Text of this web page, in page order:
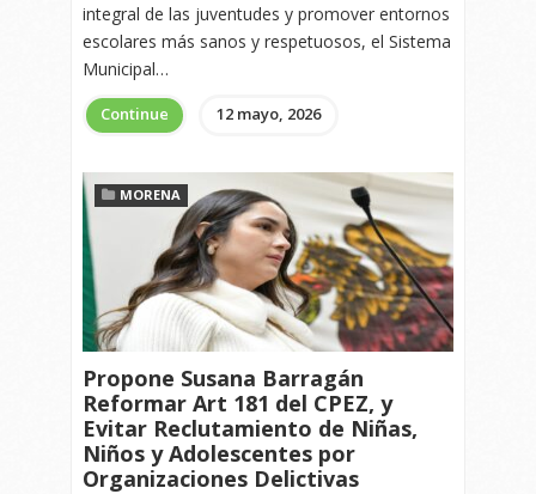
integral de las juventudes y promover entornos
escolares más sanos y respetuosos, el Sistema
Municipal…
Continue 12 mayo, 2026
MORENA
Propone Susana Barragán
Reformar Art 181 del CPEZ, y
Evitar Reclutamiento de Niñas,
Niños y Adolescentes por
Organizaciones Delictivas